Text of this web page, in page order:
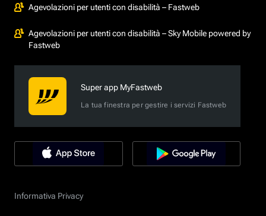
Agevolazioni per utenti con disabilità – Fastweb
Agevolazioni per utenti con disabilità – Sky Mobile powered by
Fastweb
Super app MyFastweb
La tua finestra per gestire i servizi Fastweb
Informativa Privacy